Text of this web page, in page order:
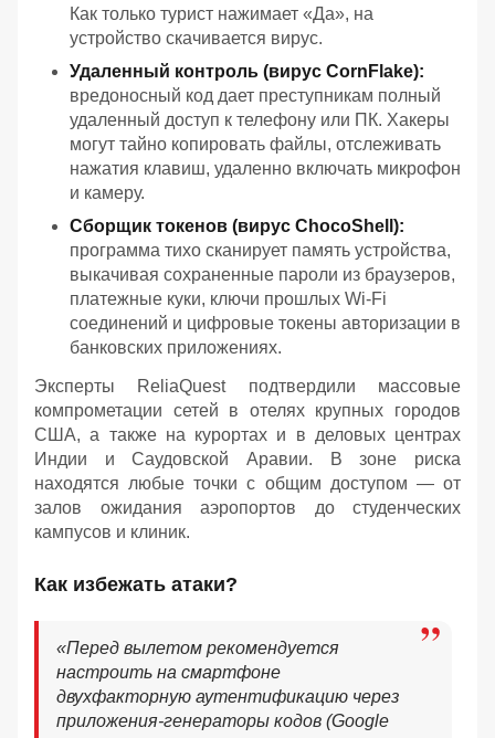
Как только турист нажимает «Да», на
устройство скачивается вирус.
Удаленный контроль (вирус CornFlake):
вредоносный код дает преступникам полный
удаленный доступ к телефону или ПК. Хакеры
могут тайно копировать файлы, отслеживать
нажатия клавиш, удаленно включать микрофон
и камеру.
Сборщик токенов (вирус ChocoShell):
программа тихо сканирует память устройства,
выкачивая сохраненные пароли из браузеров,
платежные куки, ключи прошлых Wi-Fi
соединений и цифровые токены авторизации в
банковских приложениях.
Эксперты ReliaQuest подтвердили массовые
компрометации сетей в отелях крупных городов
США, а также на курортах и в деловых центрах
Индии и Саудовской Аравии. В зоне риска
находятся любые точки с общим доступом — от
залов ожидания аэропортов до студенческих
кампусов и клиник.
Как избежать атаки?
«Перед вылетом рекомендуется
настроить на смартфоне
двухфакторную аутентификацию через
приложения-генераторы кодов (Google